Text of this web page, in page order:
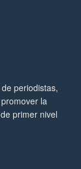
periodistas,
la
primer nivel